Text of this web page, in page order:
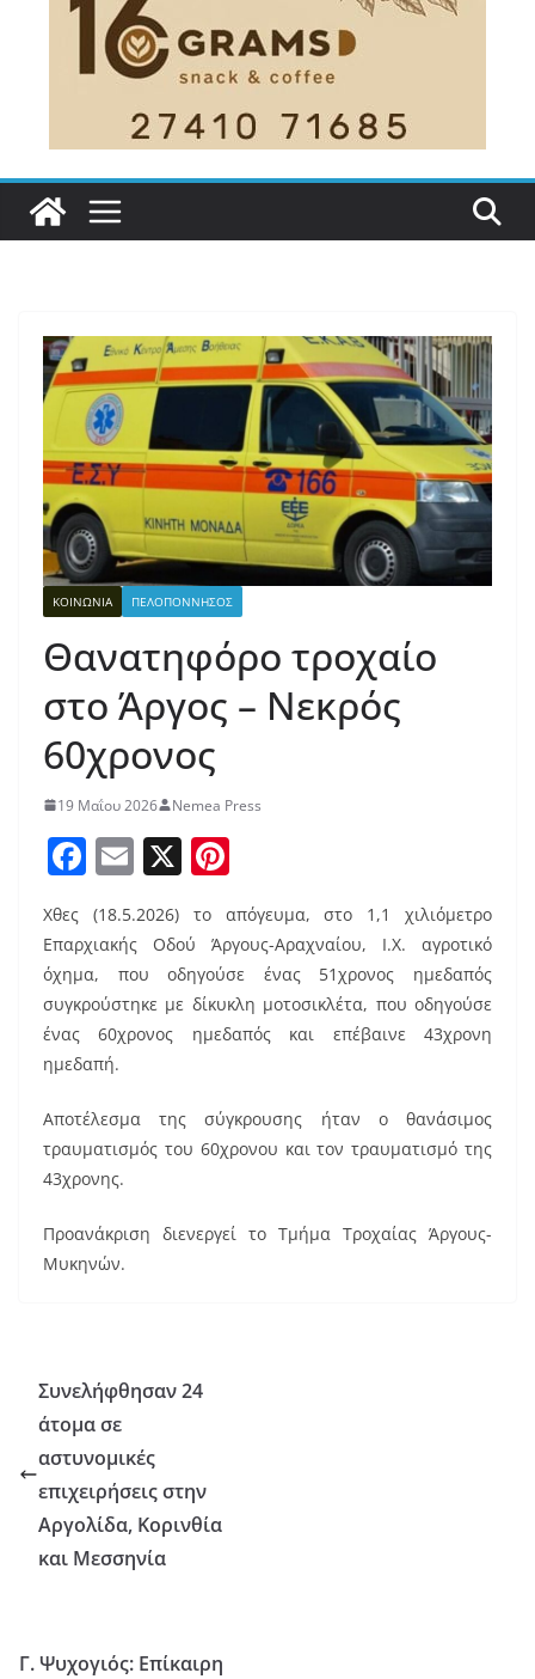
ΚΟΙΝΩΝΙΑ ΠΕΛΟΠΟΝΝΗΣΟΣ
Θανατηφόρο τροχαίο
στο Άργος – Νεκρός
60χρονος
19 Μαΐου 2026 Nemea Press
F
c
e
b
o
o
k
E
ai
l
X
nt
er
e
st
Χθες (18.5.2026) το απόγευμα, στο 1,1 χιλιόμετρο
Επαρχιακής Οδού Άργους-Αραχναίου, Ι.Χ. αγροτικό
όχημα, που οδηγούσε ένας 51χρονος ημεδαπός
συγκρούστηκε με δίκυκλη μοτοσικλέτα, που οδηγούσε
ένας 60χρονος ημεδαπός και επέβαινε 43χρονη
ημεδαπή.
Αποτέλεσμα της σύγκρουσης ήταν ο θανάσιμος
τραυματισμός του 60χρονου και τον τραυματισμό της
43χρονης.
Προανάκριση διενεργεί το Τμήμα Τροχαίας Άργους-
Μυκηνών.
Συνελήφθησαν 24
άτομα σε
αστυνομικές
επιχειρήσεις στην
Αργολίδα, Κορινθία
και Μεσσηνία
Γ. Ψυχογιός: Επίκαιρη